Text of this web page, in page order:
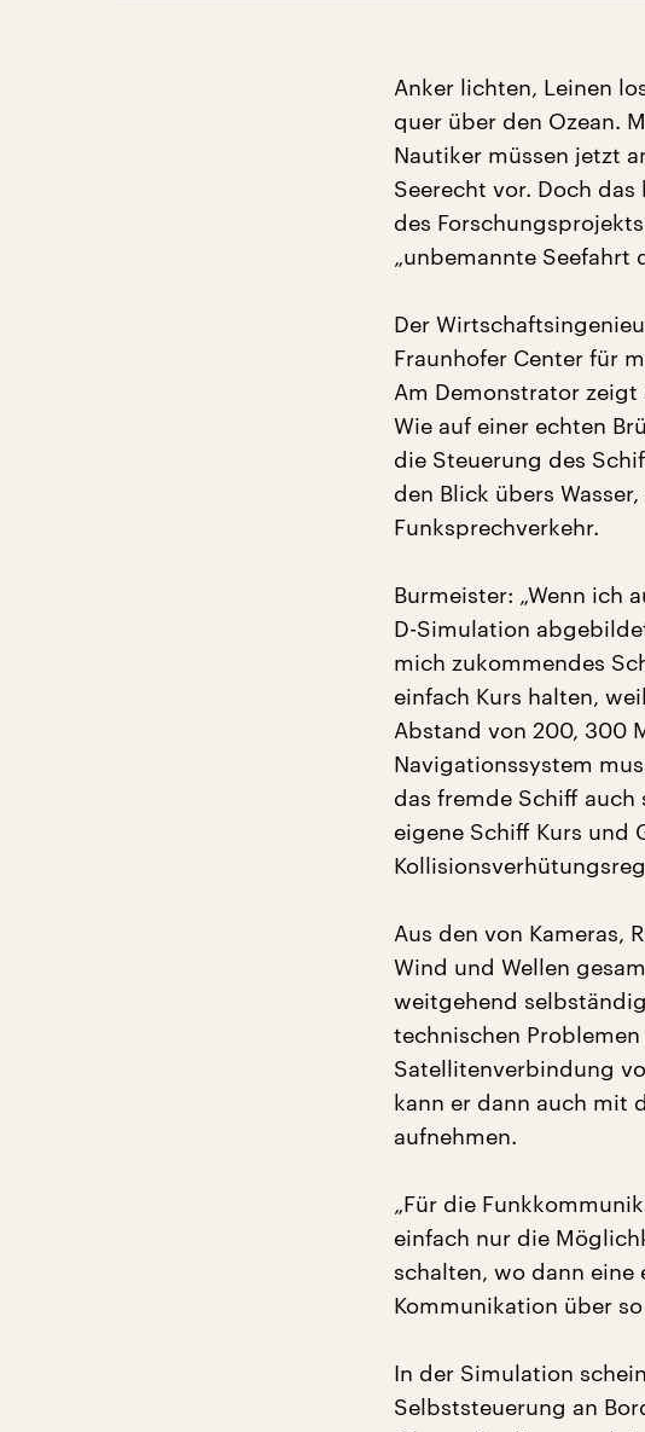
Anker lichten, Leinen
quer über den Ozean.
Nautiker müssen jetzt
Seerecht vor. Doch
des
„unbemannte Seefahrt
Der
Fraunhofer Center für
Am Demonstrator
Wie auf einer echten
die Steuerung des
den Blick übers
Funksprechverkehr.
Burmeister: „Wenn ich
D-Simulation
mich zukommendes
einfach Kurs halten,
Abstand von 200, 300
Navigationssystem
das fremde Schiff auch
eigene Schiff Kurs und
Aus den von Kameras,
Wind und Wellen
weitgehend
technischen
Satellitenverbindung
kann er dann auch mit
aufnehmen.
„Für die
einfach nur die
schalten, wo dann eine
Kommunikation über
In der Simulation
Selbststeuerung an